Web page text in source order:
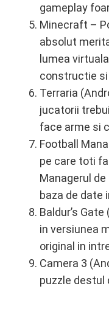
gameplay
Minecraft –
absolut
lumea
constructie
Terraria
jucatorii
face arme si
Football
pe care toti
Managerul
baza de date
Baldur’s
in versiunea
original in
Camera 3
puzzle destul